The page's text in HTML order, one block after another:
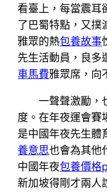
看臺上，每當震耳
了巴蜀特點，又撲
雅眾的熱包養故事
先生活動員，良多
車馬費雅眾席，向
一聲聲激勵，
度。在年夜運會賽
是中國年夜先生體
養意思也會為其他
中國年夜包養價格
新加坡得剛才兩人